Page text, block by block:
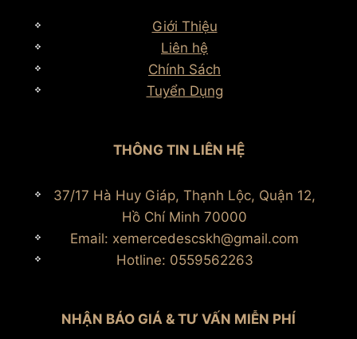
Giới Thiệu
Liên hệ
Chính Sách
Tuyển Dụng
THÔNG TIN LIÊN HỆ
37/17 Hà Huy Giáp, Thạnh Lộc, Quận 12,
Hồ Chí Minh 70000
Email: xemercedescskh@gmail.com
Hotline: 0559562263
NHẬN BÁO GIÁ & TƯ VẤN MIỄN PHÍ